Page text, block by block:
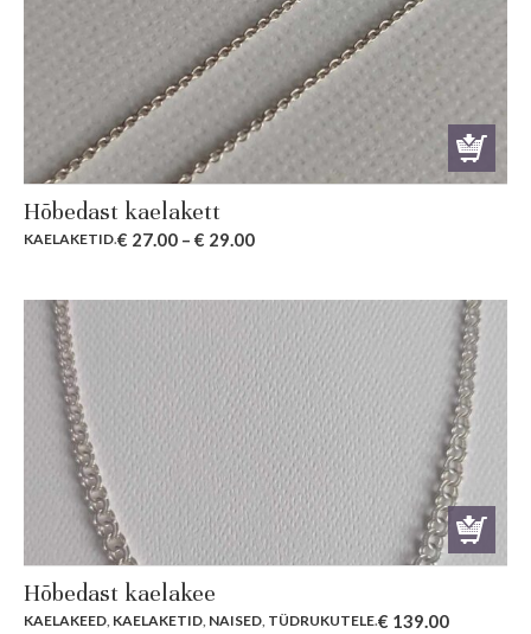
Hõbedast kaelakett
KAELAKETID.€ 27.00 – € 29.00
Hõbedast kaelakee
KAELAKEED, KAELAKETID, NAISED, TÜDRUKUTELE.€ 139.00